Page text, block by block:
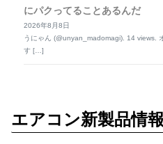
にパクってることあるんだ
2026年8月8日
うにゃん (@unyan_madomagi). 14 views.
す […]
エアコン新製品情報